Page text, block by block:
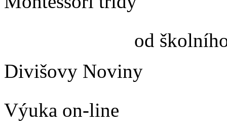
od
Divišovy Noviny
Výuka on-line